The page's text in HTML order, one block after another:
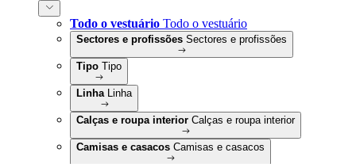
Todo o vestuário Todo o vestuário
Sectores e profissões Sectores e profissões
Tipo Tipo
Linha Linha
Calças e roupa interior Calças e roupa interior
Camisas e casacos Camisas e casacos